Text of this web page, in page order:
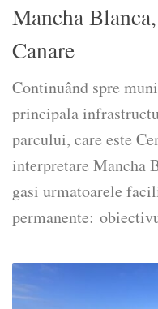
Mancha
Canare
Continuând spre
principala
parcului, care este
interpretare Mancha
gasi urmatoarele
permanente: